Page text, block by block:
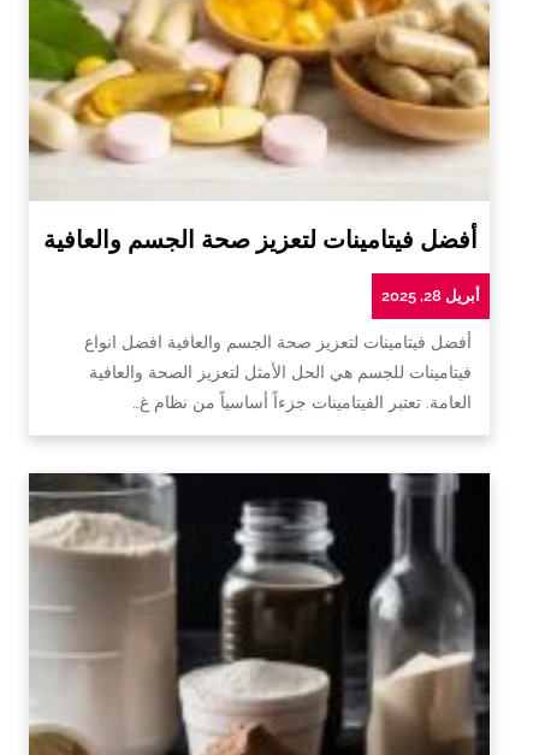
أفضل فيتامينات لتعزيز صحة الجسم والعافية
أبريل 28, 2025
أفضل فيتامينات لتعزيز صحة الجسم والعافية افضل انواع
فيتامينات للجسم هي الحل الأمثل لتعزيز الصحة والعافية
العامة. تعتبر الفيتامينات جزءاً أساسياً من نظام غ…